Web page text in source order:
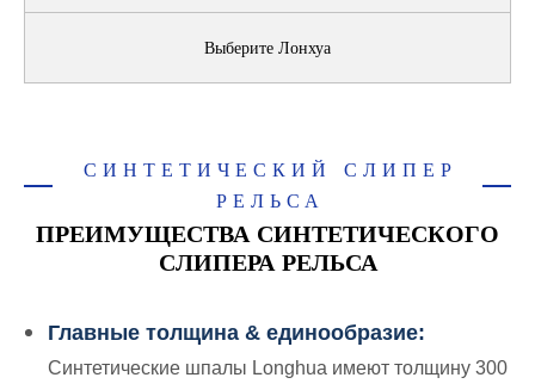
Выберите Лонхуа
СИНТЕТИЧЕСКИЙ СЛИПЕР
РЕЛЬСА
ПРЕИМУЩЕСТВА СИНТЕТИЧЕСКОГО
СЛИПЕРА РЕЛЬСА
Главные толщина & единообразие:
Синтетические шпалы Longhua имеют толщину 300